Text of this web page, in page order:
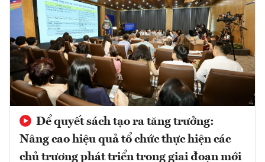
Để quyết sách tạo ra tăng trưởng:
Nâng cao hiệu quả tổ chức thực hiện các
chủ trương phát triển trong giai đoạn mới